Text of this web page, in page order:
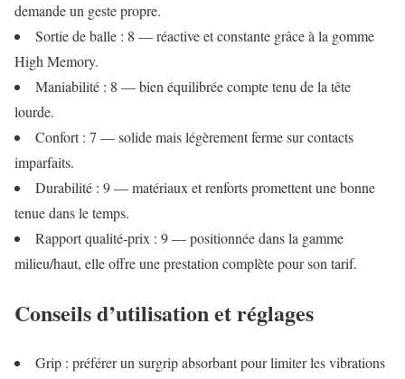
demande un geste propre.
Sortie de balle : 8 — réactive et constante grâce à la gomme
High Memory.
Maniabilité : 8 — bien équilibrée compte tenu de la tête
lourde.
Confort : 7 — solide mais légèrement ferme sur contacts
imparfaits.
Durabilité : 9 — matériaux et renforts promettent une bonne
tenue dans le temps.
Rapport qualité‑prix : 9 — positionnée dans la gamme
milieu/haut, elle offre une prestation complète pour son tarif.
Conseils d’utilisation et réglages
Grip : préférer un surgrip absorbant pour limiter les vibrations